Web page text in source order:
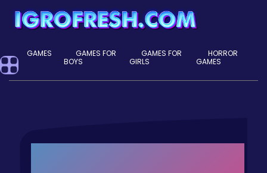
GAMES
GAMES FOR
BOYS
GAMES FOR
GIRLS
HORROR
GAMES